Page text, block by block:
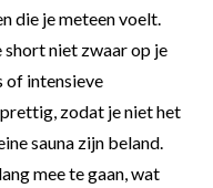
die je meteen voelt.
short niet zwaar op je
of intensieve
zodat je niet het
sauna zijn beland.
mee te gaan, wat